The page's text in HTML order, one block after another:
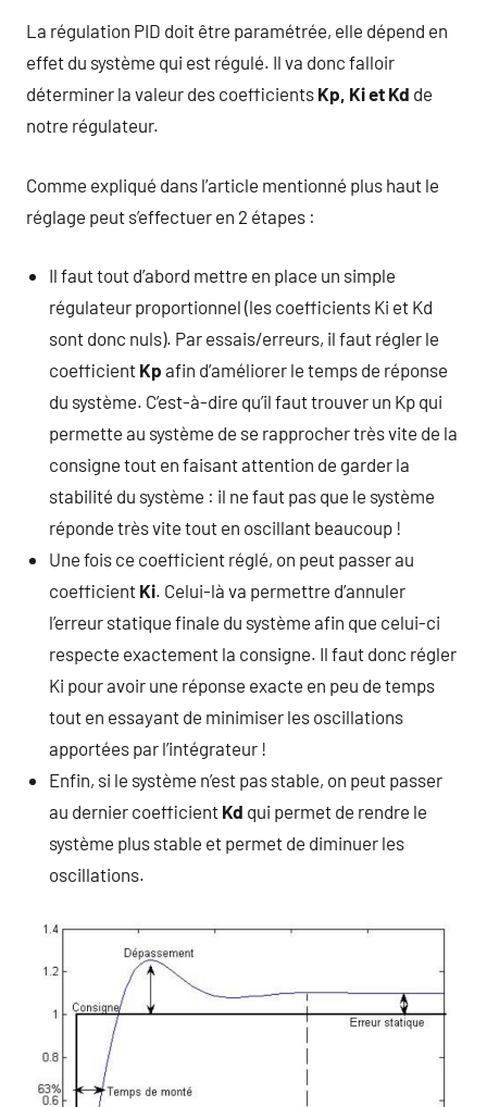
La régulation PID doit être paramétrée, elle dépend en
effet du système qui est régulé. Il va donc falloir
déterminer la valeur des coefficients Kp, Ki et Kd de
notre régulateur.
Comme expliqué dans l’article mentionné plus haut le
réglage peut s’effectuer en 2 étapes :
Il faut tout d’abord mettre en place un simple
régulateur proportionnel (les coefficients Ki et Kd
sont donc nuls). Par essais/erreurs, il faut régler le
coefficient Kp afin d’améliorer le temps de réponse
du système. C’est-à-dire qu’il faut trouver un Kp qui
permette au système de se rapprocher très vite de la
consigne tout en faisant attention de garder la
stabilité du système : il ne faut pas que le système
réponde très vite tout en oscillant beaucoup !
Une fois ce coefficient réglé, on peut passer au
coefficient Ki. Celui-là va permettre d’annuler
l’erreur statique finale du système afin que celui-ci
respecte exactement la consigne. Il faut donc régler
Ki pour avoir une réponse exacte en peu de temps
tout en essayant de minimiser les oscillations
apportées par l’intégrateur !
Enfin, si le système n’est pas stable, on peut passer
au dernier coefficient Kd qui permet de rendre le
système plus stable et permet de diminuer les
oscillations.